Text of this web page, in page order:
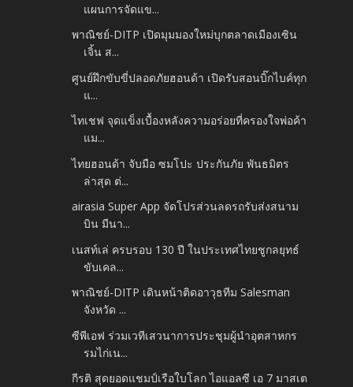
แผนการจัดแข...
พาณิชย์-DITP เปิดมุมมองใหม่บุกตลาดเมืองเซิน
เจิ้น ส...
ศูนย์ฝึกขับขี่ปลอดภัยฮอนด้า เปิดรับสอนบิ๊กไบค์ทุก
แ...
ไทเชฟ จุดแข็งเบื้องหลังความอร่อยที่ครองใจพ่อค้า
แม...
ไทยฮอนด้า จับมือ ซมโปะ ประกันภัย พันธมิตร
ล่าสุด ต่...
airasia Super App จัดโปรส่วนลดรถรับส่งสนาม
บิน มีนา...
เนสท์เล่ ครบรอบ 130 ปี ในประเทศไทยชูกลยุทธ์
ขับเคล...
พาณิชย์-DITP เดินหน้าติดอาวุธทีม Salesman
จังหวัด ...
ซีพีเอฟ ร่วมเวทีเสวนาการประชุมผู้นำอุตสาหกร
รมไก่เน...
กีรติ สุดยอดแชมป์เรือใบโลก ไอแอลซี เอ 7 มาสเต